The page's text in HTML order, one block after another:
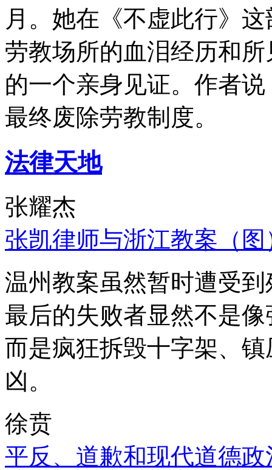
月。她在《不虚此行》
劳教场所的血泪经历和
的一个亲身见证。作者
最终废除劳教制度。
法律天地
张耀杰
张凯律师与浙江教案（图
温州教案虽然暂时遭受
最后的失败者显然不是
而是疯狂拆毁十字架、
凶。
徐贲
平反、道歉和现代道德政